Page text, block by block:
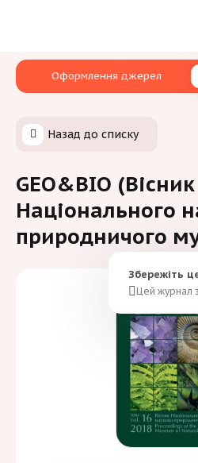
Оформлення джерел
Назад до списку
GEO&BIO (Вісник
Національного
природничого
Збережіть
Цей журнал